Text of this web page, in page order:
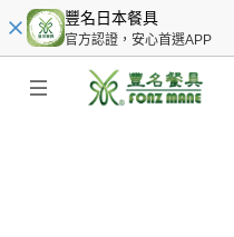
豐名日本餐具
官方認證，安心首選APP